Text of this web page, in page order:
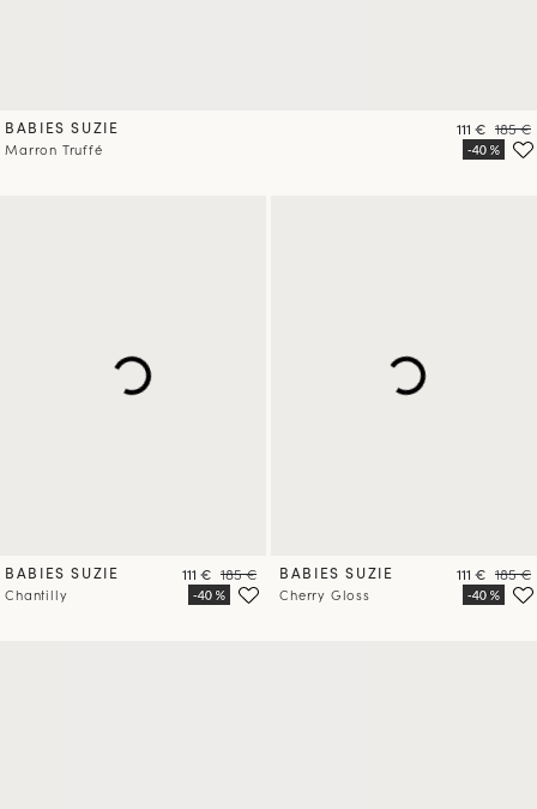
BABIES SUZIE
Marron Truffé
Prix
111 € Prix
185 €
BABIES SUZIE
Chantilly
Prix
111 € Prix
185 € BABIES SUZIE
Cherry Gloss
Prix
111 € Prix
185 €